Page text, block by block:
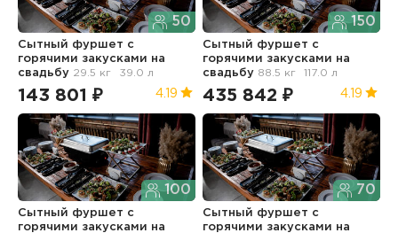
50
Сытный фуршет с
горячими закусками на
свадьбу 29.5 кг 39.0 л
143 801 ₽ 4.19
150
Сытный фуршет с
горячими закусками на
свадьбу 88.5 кг 117.0 л
435 842 ₽ 4.19
100
Сытный фуршет с
горячими закусками на
70
Сытный фуршет с
горячими закусками на